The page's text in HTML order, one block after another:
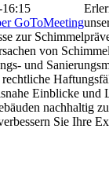
16:15
GoToMeeting
zur
von
und
Einblicke und
nachhaltig
Sie Ihre